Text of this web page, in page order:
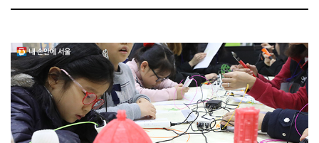
소
털
이
R
L
복
사
N
유
하
기
자
크
게
변
경
하
기
자
작
게
변
경
하
기